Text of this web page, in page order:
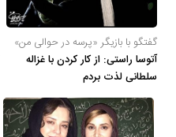
گفتگو با بازیگر «پرسه در حوالی من»
آتوسا راستی: از کار کردن با غزاله
سلطانی لذت بردم